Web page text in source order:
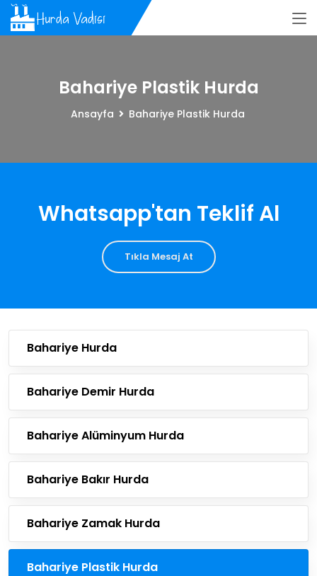
Bahariye Plastik Hurda
Ansayfa Bahariye Plastik Hurda
Whatsapp'tan Teklif Al
Tıkla Mesaj At
Bahariye Hurda
Bahariye Demir Hurda
Bahariye Alüminyum Hurda
Bahariye Bakır Hurda
Bahariye Zamak Hurda
Bahariye Plastik Hurda